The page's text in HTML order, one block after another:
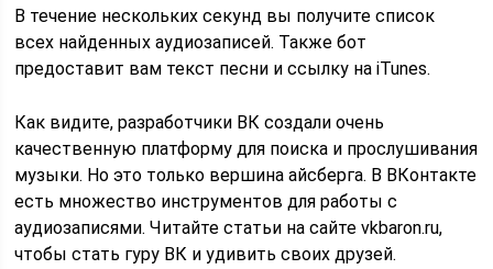
В течение нескольких секунд вы получите список
всех найденных аудиозаписей. Также бот
предоставит вам текст песни и ссылку на iTunes.
Как видите, разработчики ВК создали очень
качественную платформу для поиска и прослушивания
музыки. Но это только вершина айсберга. В ВКонтакте
есть множество инструментов для работы с
аудиозаписями. Читайте статьи на сайте vkbaron.ru,
чтобы стать гуру ВК и удивить своих друзей.